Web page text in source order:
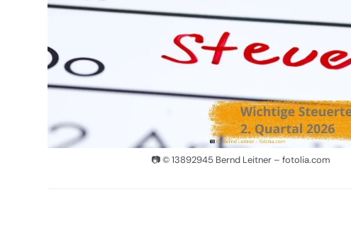
📷 © 13892945 Bernd Leitner – fotolia.com